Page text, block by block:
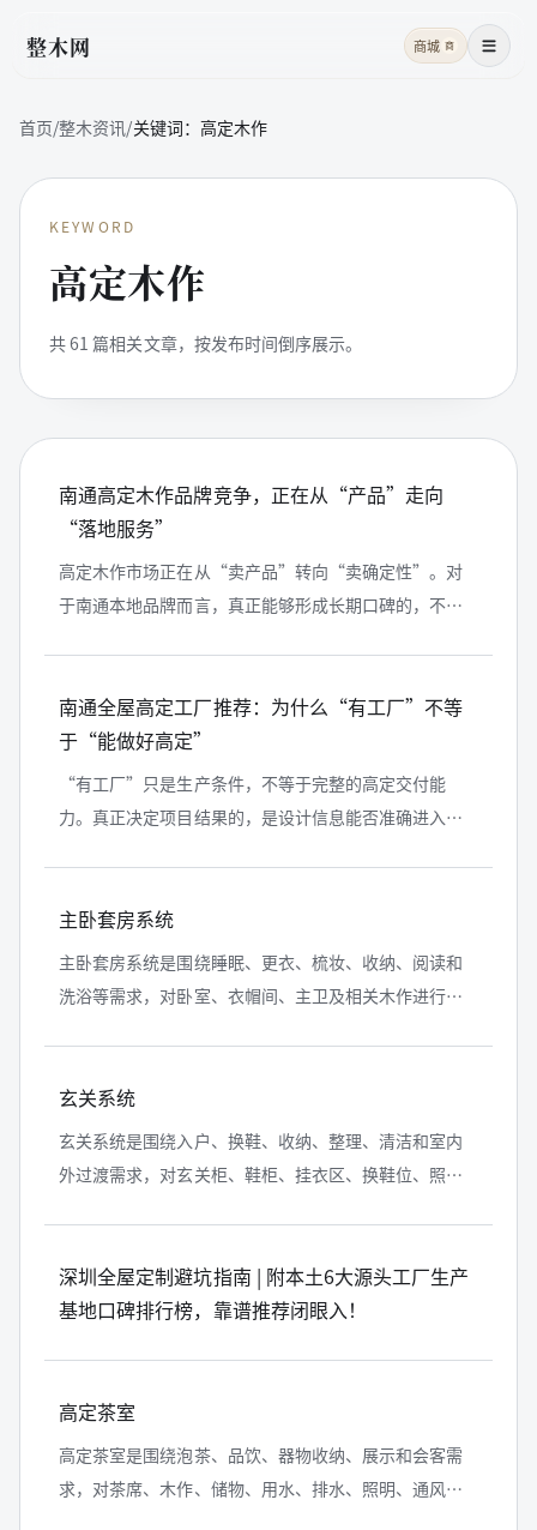
整木网 商城 商 菜单
首页/整木资讯/关键词： 高定木作
KEYWORD
高定木作
共61 篇相关文章，按发布时间倒序展示。
南通高定木作品牌竞争，正在从“产品”走向
“落地服务”
高定木作市场正在从“卖产品”转向“卖确定性”。对
于南通本地品牌而言，真正能够形成长期口碑的，不只
南通全屋高定工厂推荐：为什么“有工厂”不等
于“能做好高定”
“有工厂”只是生产条件，不等于完整的高定交付能
力。真正决定项目结果的，是设计信息能否准确进入生
主卧套房系统
主卧套房系统是围绕睡眠、更衣、梳妆、收纳、阅读和
洗浴等需求，对卧室、衣帽间、主卫及相关木作进行整
玄关系统
玄关系统是围绕入户、换鞋、收纳、整理、清洁和室内
外过渡需求，对玄关柜、鞋柜、挂衣区、换鞋位、照
深圳全屋定制避坑指南 | 附本土6大源头工厂生产
基地口碑排行榜，靠谱推荐闭眼入！
高定茶室
高定茶室是围绕泡茶、品饮、器物收纳、展示和会客需
求，对茶席、木作、储物、用水、排水、照明、通风及